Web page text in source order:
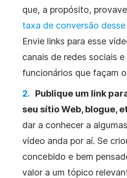
que, a propósito,
taxa de conversão
Envie links para esse
canais de redes sociais e
funcionários que façam
Publique um link
seu sítio Web, blogue,
dar a conhecer a
vídeo anda por aí. Se
concebido e bem
valor a um tópico